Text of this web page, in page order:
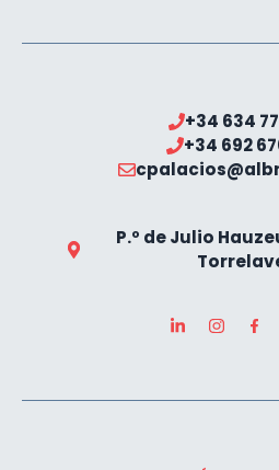
+34 634
+34 692
P.º de Julio